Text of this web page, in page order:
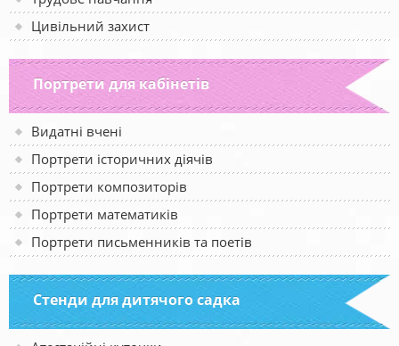
Цивільний захист
Портрети для кабінетів
Видатні вчені
Портрети історичних діячів
Портрети композиторів
Портрети математиків
Портрети письменників та поетів
Стенди для дитячого садка